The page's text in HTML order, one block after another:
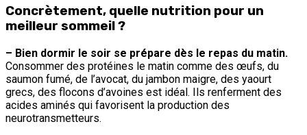
Concrètement, quelle nutrition pour un
meilleur sommeil ?
– Bien dormir le soir se prépare dès le repas du matin.
Consommer des protéines le matin comme des œufs, du
saumon fumé, de l’avocat, du jambon maigre, des yaourt
grecs, des flocons d’avoines est idéal. Ils renferment des
acides aminés qui favorisent la production des
neurotransmetteurs.